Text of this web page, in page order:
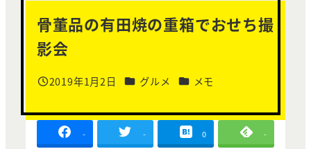
骨董品の有田焼の重箱でおせち撮
影会
投稿日
2019年1月2日 カテゴリー
グルメ カテゴリー
メモ
- - 0 -